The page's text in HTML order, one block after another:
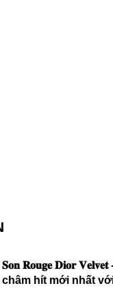
𝐒𝐨𝐧 𝐑𝐨𝐮𝐠𝐞 𝐃𝐢𝐨𝐫
châm hít mới nhất